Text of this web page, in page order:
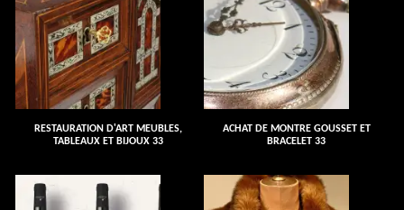
RESTAURATION D'ART MEUBLES,
TABLEAUX ET BIJOUX 33
ACHAT DE MONTRE GOUSSET ET
BRACELET 33